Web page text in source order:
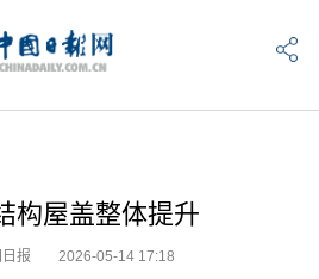
构屋盖整体提升
报 2026-05-14 17:18